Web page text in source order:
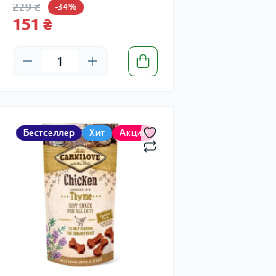
229 ₴ -34%
151 ₴
Бестселлер Хит Акция